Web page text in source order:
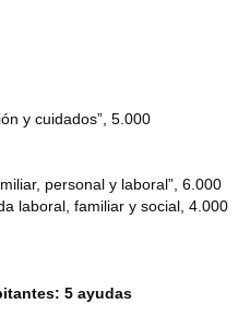
y cuidados”, 5.000
personal y laboral”, 6.000
laboral, familiar y social, 4.000
5 ayudas